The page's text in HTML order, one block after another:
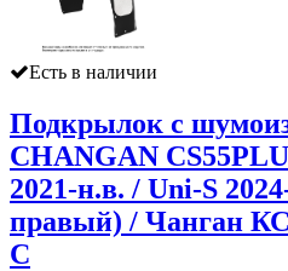
Есть в наличии
Подкрылок с
CHANGAN
2021-н.в. / Uni-S
правый) / Чанган
С